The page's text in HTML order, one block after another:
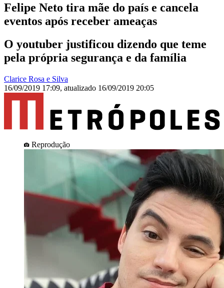
Felipe Neto tira mãe do país e cancela
eventos após receber ameaças
O youtuber justificou dizendo que teme
pela própria segurança e da família
Clarice Rosa e Silva
16/09/2019 17:09, atualizado 16/09/2019 20:05
Reprodução